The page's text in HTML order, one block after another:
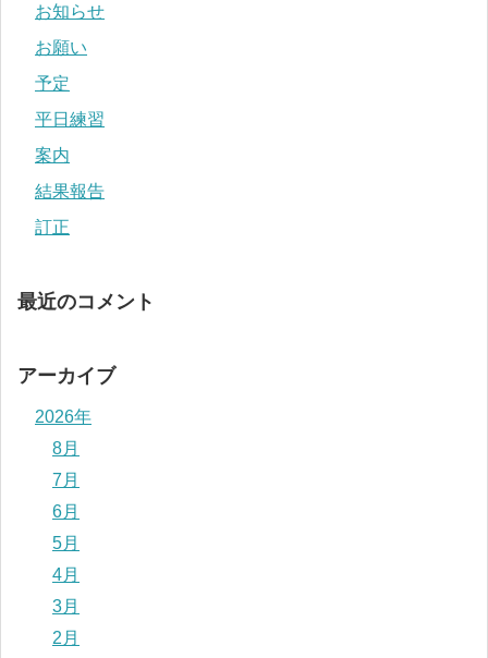
お知らせ
お願い
予定
平日練習
案内
結果報告
訂正
最近のコメント
アーカイブ
2026年
8月
7月
6月
5月
4月
3月
2月